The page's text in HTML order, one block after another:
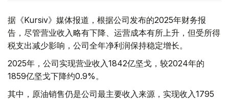
据《Kursiv》媒体报道，根据公司发布的2025年财务报
告，尽管营业收入略有下降、运营成本有所上升，但受所得
税支出减少影响，公司全年净利润保持稳定增长。
2025年，公司实现营业收入1842亿坚戈，较2024年的
1859亿坚戈下降约0.9%。
其中，原油销售仍是公司最主要收入来源，实现收入1795